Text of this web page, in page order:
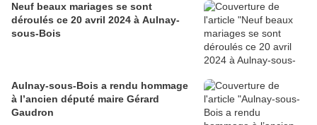
Neuf beaux mariages se sont
déroulés ce 20 avril 2024 à Aulnay-
sous-Bois
Aulnay-sous-Bois a rendu hommage
à l’ancien député maire Gérard
Gaudron